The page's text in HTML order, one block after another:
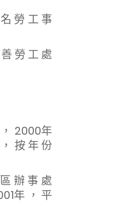
勞 工 事
勞 工 處
2000年
按 年 份
辦 事 處
年 ， 平